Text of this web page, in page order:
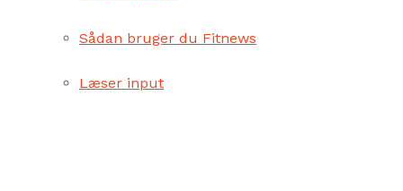
Sådan bruger du Fitnews
Læser input